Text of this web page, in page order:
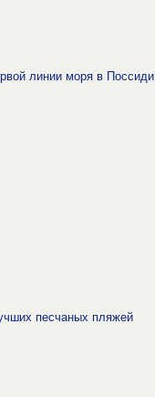
линии моря в Поссиди
песчаных пляжей